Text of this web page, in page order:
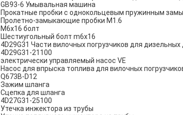
GB93-6 Умывальная машина
Прокатные пробки с однокольцевым пружинным
Пролетно-замыкающие пробки M1.6
M6x16 болт
Шестиугольный болт m6x16
4D29G31 Части вилочных погрузчиков для дизельных
4D29G31-21100
электрически управляемый насос VE
Насос для впрыска топлива для вилочных
Q673B-D12
Зажим шланга
Сцепка для шланга
4D27G31-25100
Утечка инжектора из трубы